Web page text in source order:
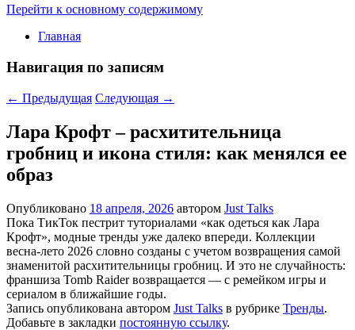
Перейти к основному содержимому
Главная
Навигация по записям
← Предыдущая Следующая →
Лара Крофт – расхитительница
гробниц и икона стиля: как менялся ее
образ
Опубликовано 18 апреля, 2026 автором Just Talks
Пока ТикТок пестрит туториалами «как одеться как Лара
Крофт», модные тренды уже далеко впереди. Коллекции
весна-лето 2026 словно созданы с учетом возвращения самой
знаменитой расхитительницы гробниц. И это не случайность:
франшиза Tomb Raider возвращается — с ремейком игры и
сериалом в ближайшие годы.
Запись опубликована автором Just Talks в рубрике Тренды.
Добавьте в закладки постоянную ссылку.